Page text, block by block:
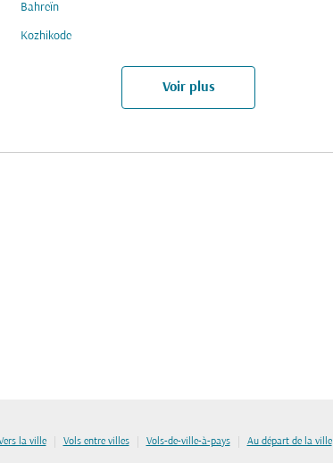
Bahreïn
Kozhikode
Voir plus
la ville | Vols entre villes | Vols-de-ville-à-pays | Au départ de la ville